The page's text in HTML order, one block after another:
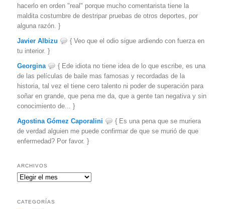
hacerlo en orden "real" porque mucho comentarista tiene la
maldita costumbre de destripar pruebas de otros deportes, por
alguna razón. }
Javier Albizu
{ Veo que el odio sigue ardiendo con fuerza en
tu interior. }
Georgina
{ Ede idiota no tiene idea de lo que escribe, es una
de las películas de baile mas famosas y recordadas de la
historia, tal vez el tiene cero talento ni poder de superación para
soñar en grande, que pena me da, que a gente tan negativa y sin
conocimiento de... }
Agostina Gómez Caporalini
{ Es una pena que se muriera
de verdad alguien me puede confirmar de que se murió de que
enfermedad? Por favor. }
ARCHIVOS
Archivos
CATEGORÍAS